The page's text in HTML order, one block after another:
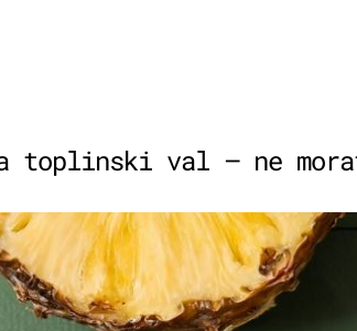
toplinski val – ne